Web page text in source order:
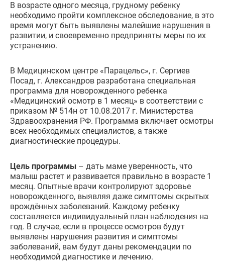
В возрасте одного месяца, грудному ребенку
необходимо пройти комплексное обследование, в это
время могут быть выявлены малейшие нарушения в
развитии, и своевременно предприняты меры по их
устранению.
В Медицинском центре «Парацельс», г. Сергиев
Посад, г. Александров разработана специальная
программа для новорожденного ребенка
«Медицинский осмотр в 1 месяц» в соответствии с
приказом № 514н от 10.08.2017 г. Министерства
Здравоохранения РФ. Программа включает осмотры
всех необходимых специалистов, а также
диагностические процедуры.
Цель программы – дать маме уверенность, что
малыш растет и развивается правильно в возрасте 1
месяц. Опытные врачи контролируют здоровье
новорожденного, выявляя даже симптомы скрытых
врождённых заболеваний. Каждому ребенку
составляется индивидуальный план наблюдения на
год. В случае, если в процессе осмотров будут
выявлены нарушения развития и симптомы
заболеваний, вам будут даны рекомендации по
необходимой диагностике и лечению.